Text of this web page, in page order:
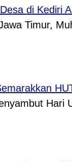
di Kediri
Timur,
Hari